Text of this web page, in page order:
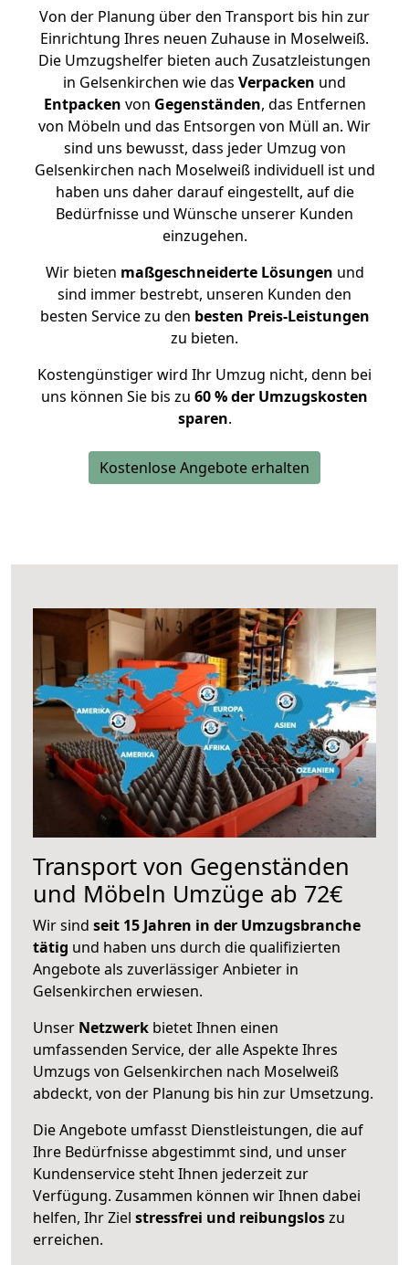
Von der Planung über den Transport bis hin zur
Einrichtung Ihres neuen Zuhause in Moselweiß.
Die Umzugshelfer bieten auch Zusatzleistungen
in Gelsenkirchen wie das Verpacken und
Entpacken von Gegenständen, das Entfernen
von Möbeln und das Entsorgen von Müll an. Wir
sind uns bewusst, dass jeder Umzug von
Gelsenkirchen nach Moselweiß individuell ist und
haben uns daher darauf eingestellt, auf die
Bedürfnisse und Wünsche unserer Kunden
einzugehen.
Wir bieten maßgeschneiderte Lösungen und
sind immer bestrebt, unseren Kunden den
besten Service zu den besten Preis-Leistungen
zu bieten.
Kostengünstiger wird Ihr Umzug nicht, denn bei
uns können Sie bis zu 60 % der Umzugskosten
sparen.
Kostenlose Angebote erhalten
Transport von Gegenständen
und Möbeln Umzüge ab 72€
Wir sind seit 15 Jahren in der Umzugsbranche
tätig und haben uns durch die qualifizierten
Angebote als zuverlässiger Anbieter in
Gelsenkirchen erwiesen.
Unser Netzwerk bietet Ihnen einen
umfassenden Service, der alle Aspekte Ihres
Umzugs von Gelsenkirchen nach Moselweiß
abdeckt, von der Planung bis hin zur Umsetzung.
Die Angebote umfasst Dienstleistungen, die auf
Ihre Bedürfnisse abgestimmt sind, und unser
Kundenservice steht Ihnen jederzeit zur
Verfügung. Zusammen können wir Ihnen dabei
helfen, Ihr Ziel stressfrei und reibungsloszu
erreichen.